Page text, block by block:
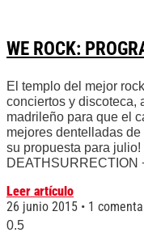
WE ROCK:
El templo del mejor
conciertos y discoteca,
madrileño para que el
mejores dentelladas
su propuesta para
DEATHSURRECTION
Leer artículo
26 junio 2015
1